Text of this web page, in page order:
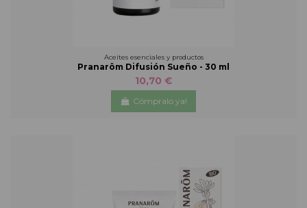
Aceites esenciales y productos
Pranarôm Difusión Sueño - 30 ml
10,70 €
Cómpralo ya!